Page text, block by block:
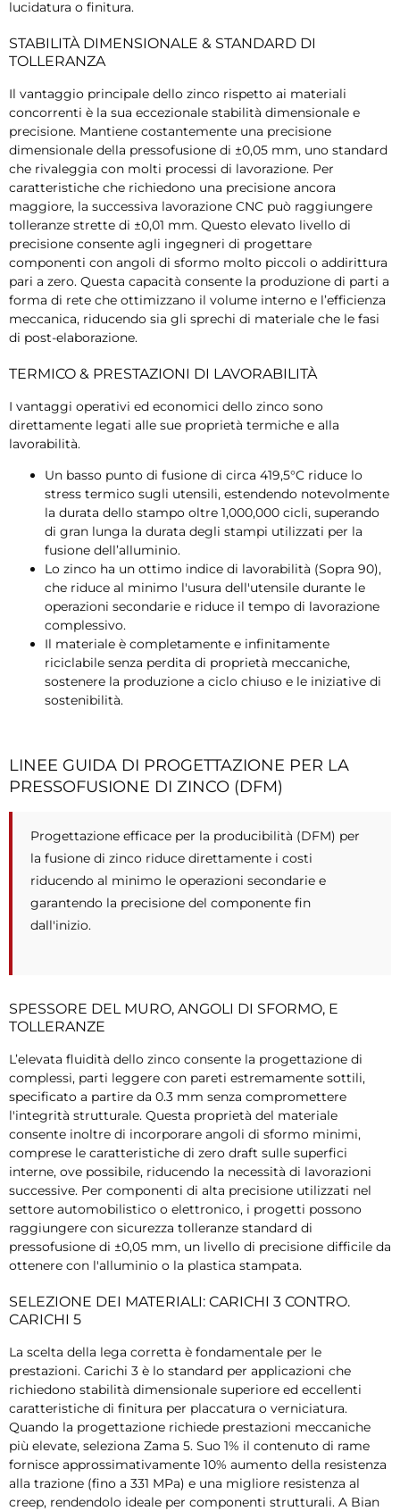
lucidatura o finitura.
STABILITÀ DIMENSIONALE & STANDARD DI
TOLLERANZA
Il vantaggio principale dello zinco rispetto ai materiali
concorrenti è la sua eccezionale stabilità dimensionale e
precisione. Mantiene costantemente una precisione
dimensionale della pressofusione di ±0,05 mm, uno standard
che rivaleggia con molti processi di lavorazione. Per
caratteristiche che richiedono una precisione ancora
maggiore, la successiva lavorazione CNC può raggiungere
tolleranze strette di ±0,01 mm. Questo elevato livello di
precisione consente agli ingegneri di progettare
componenti con angoli di sformo molto piccoli o addirittura
pari a zero. Questa capacità consente la produzione di parti a
forma di rete che ottimizzano il volume interno e l’efficienza
meccanica, riducendo sia gli sprechi di materiale che le fasi
di post-elaborazione.
TERMICO & PRESTAZIONI DI LAVORABILITÀ
I vantaggi operativi ed economici dello zinco sono
direttamente legati alle sue proprietà termiche e alla
lavorabilità.
Un basso punto di fusione di circa 419,5°C riduce lo
stress termico sugli utensili, estendendo notevolmente
la durata dello stampo oltre 1,000,000 cicli, superando
di gran lunga la durata degli stampi utilizzati per la
fusione dell’alluminio.
Lo zinco ha un ottimo indice di lavorabilità (Sopra 90),
che riduce al minimo l'usura dell'utensile durante le
operazioni secondarie e riduce il tempo di lavorazione
complessivo.
Il materiale è completamente e infinitamente
riciclabile senza perdita di proprietà meccaniche,
sostenere la produzione a ciclo chiuso e le iniziative di
sostenibilità.
LINEE GUIDA DI PROGETTAZIONE PER LA
PRESSOFUSIONE DI ZINCO (DFM)
Progettazione efficace per la producibilità (DFM) per
la fusione di zinco riduce direttamente i costi
riducendo al minimo le operazioni secondarie e
garantendo la precisione del componente fin
dall'inizio.
SPESSORE DEL MURO, ANGOLI DI SFORMO, E
TOLLERANZE
L’elevata fluidità dello zinco consente la progettazione di
complessi, parti leggere con pareti estremamente sottili,
specificato a partire da 0.3 mm senza compromettere
l'integrità strutturale. Questa proprietà del materiale
consente inoltre di incorporare angoli di sformo minimi,
comprese le caratteristiche di zero draft sulle superfici
interne, ove possibile, riducendo la necessità di lavorazioni
successive. Per componenti di alta precisione utilizzati nel
settore automobilistico o elettronico, i progetti possono
raggiungere con sicurezza tolleranze standard di
pressofusione di ±0,05 mm, un livello di precisione difficile da
ottenere con l'alluminio o la plastica stampata.
SELEZIONE DEI MATERIALI: CARICHI 3 CONTRO.
CARICHI 5
La scelta della lega corretta è fondamentale per le
prestazioni. Carichi 3 è lo standard per applicazioni che
richiedono stabilità dimensionale superiore ed eccellenti
caratteristiche di finitura per placcatura o verniciatura.
Quando la progettazione richiede prestazioni meccaniche
più elevate, seleziona Zama 5. Suo 1% il contenuto di rame
fornisce approssimativamente 10% aumento della resistenza
alla trazione (fino a 331 MPa) e una migliore resistenza al
creep, rendendolo ideale per componenti strutturali. A Bian